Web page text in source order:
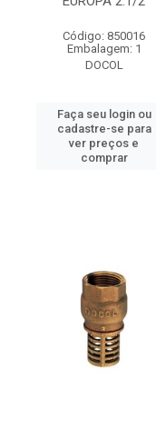
Código: 850016
Embalagem: 1
DOCOL
Faça seu login ou
cadastre-se para
ver preços e
comprar